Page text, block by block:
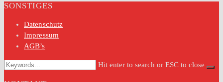
SONSTIGES
Datenschutz
Impressum
AGB’s
Hit enter to search or ESC to close